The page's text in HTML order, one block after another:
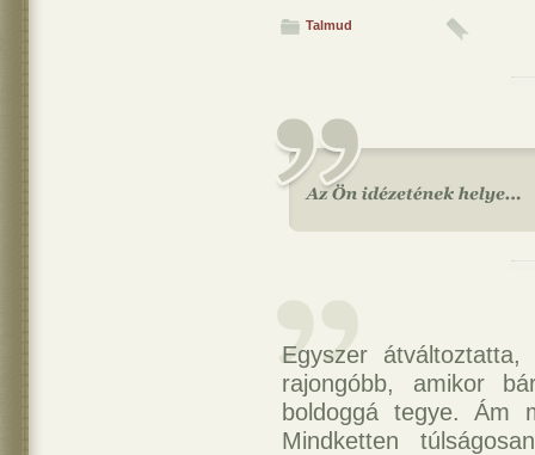
Talmud
Egyszer
rajongóbb, amikor
boldoggá tegye. Ám
Mindketten